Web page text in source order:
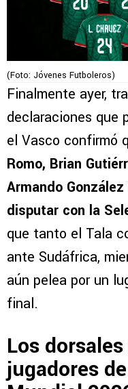
(Foto: Jóvenes Futboleros)
Finalmente ayer,
declaraciones que
el Vasco confirmó
Romo, Brian
Armando
disputar con la
que tanto el Tala
ante Sudáfrica,
aún pelea por un
final.
Los
jugadores